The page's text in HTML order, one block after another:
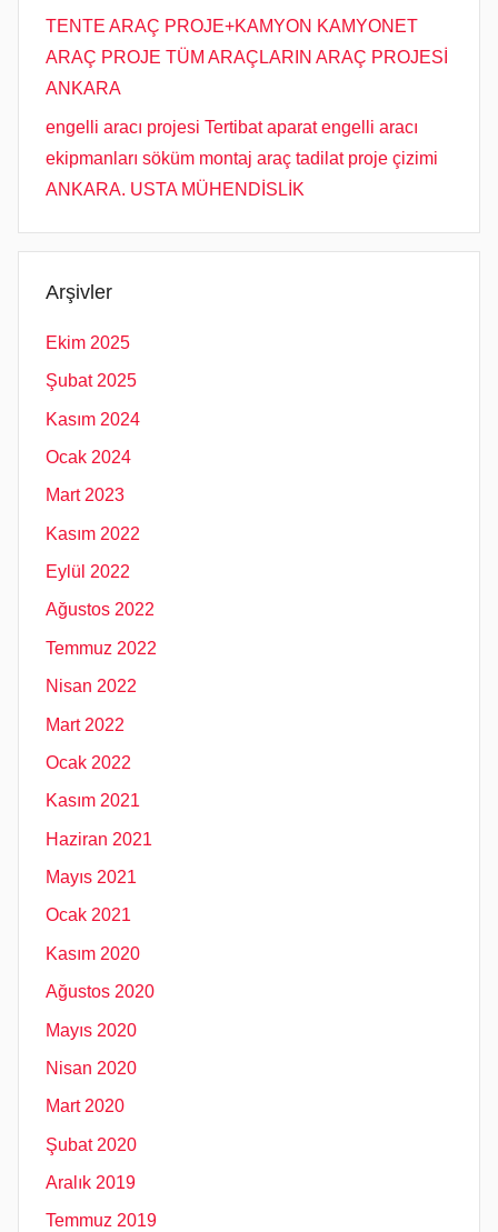
TENTE ARAÇ PROJE+KAMYON KAMYONET
ARAÇ PROJE TÜM ARAÇLARIN ARAÇ PROJESİ
ANKARA
engelli aracı projesi Tertibat aparat engelli aracı
ekipmanları söküm montaj araç tadilat proje çizimi
ANKARA. USTA MÜHENDİSLİK
Arşivler
Ekim 2025
Şubat 2025
Kasım 2024
Ocak 2024
Mart 2023
Kasım 2022
Eylül 2022
Ağustos 2022
Temmuz 2022
Nisan 2022
Mart 2022
Ocak 2022
Kasım 2021
Haziran 2021
Mayıs 2021
Ocak 2021
Kasım 2020
Ağustos 2020
Mayıs 2020
Nisan 2020
Mart 2020
Şubat 2020
Aralık 2019
Temmuz 2019